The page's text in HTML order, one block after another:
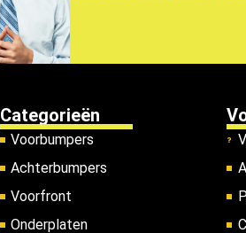
Categorieën
Voorbumpers
Achterbumpers
Voorfront
Onderplaten